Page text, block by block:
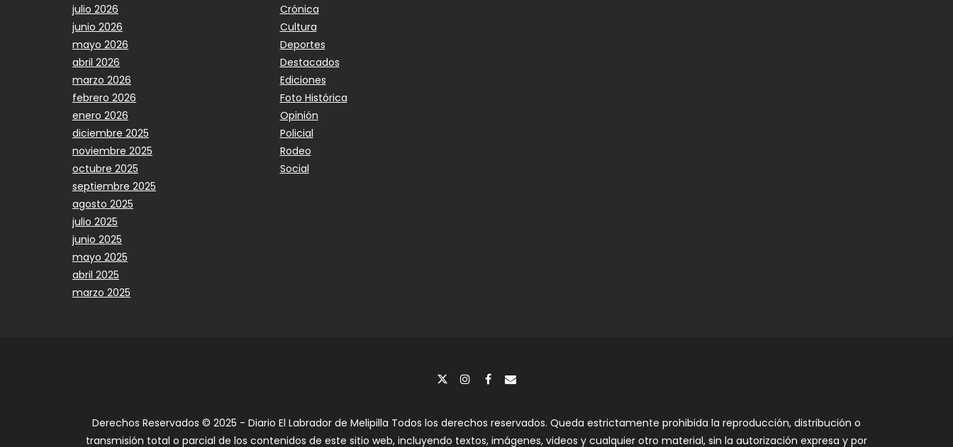
julio 2026
junio 2026
mayo 2026
abril 2026
marzo 2026
febrero 2026
enero 2026
diciembre 2025
noviembre 2025
octubre 2025
septiembre 2025
agosto 2025
julio 2025
junio 2025
mayo 2025
abril 2025
marzo 2025
Crónica
Cultura
Deportes
Destacados
Ediciones
Foto Histórica
Opinión
Policial
Rodeo
Social
Derechos Reservados © 2025 - Diario El Labrador de Melipilla Todos los derechos reservados. Queda estrictamente prohibida la reproducción, distribución o
transmisión total o parcial de los contenidos de este sitio web, incluyendo textos, imágenes, videos y cualquier otro material, sin la autorización expresa y por